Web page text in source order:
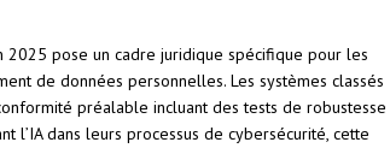
2025 pose un cadre juridique spécifique pour les
de données personnelles. Les systèmes classés
préalable incluant des tests de robustesse
l’IA dans leurs processus de cybersécurité, cette